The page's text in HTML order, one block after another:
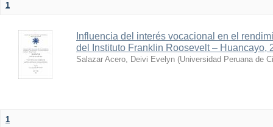
1
Influencia del interés vocacional en el
del Instituto Franklin Roosevelt – Huancayo,
Salazar Acero, Deivi Evelyn (Universidad Peruana de
1